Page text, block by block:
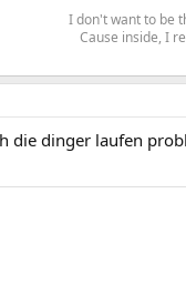
I don't want to be
Cause inside, I
die dinger laufen